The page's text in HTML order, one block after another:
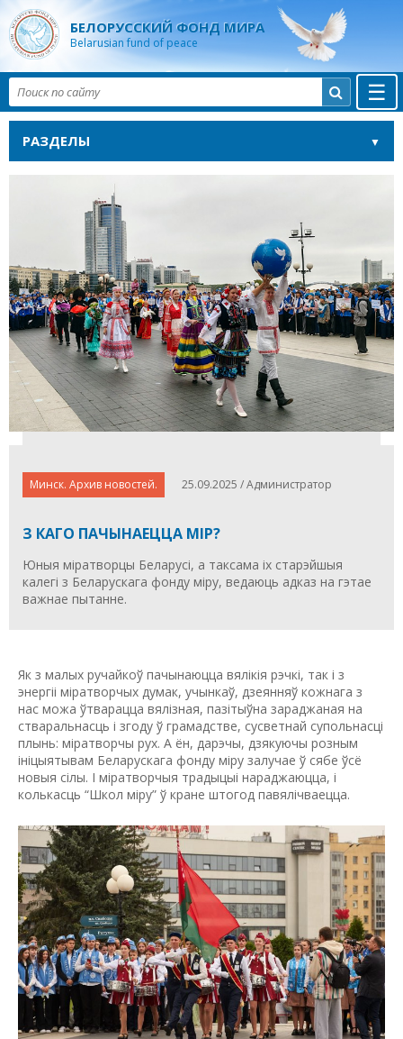
БЕЛОРУССКИЙ ФОНД МИРА
Belarusian fund of peace
☰

РАЗДЕЛЫ
Минск. Архив новостей. 25.09.2025 / Администратор
З КАГО ПАЧЫНАЕЦЦА МІР?
Юныя міратворцы Беларусі, а таксама іх старэйшыя
калегі з Беларускага фонду міру, ведаюць адказ на гэтае
важнае пытанне.
Як з малых ручайкоў пачынаюцца вялікія рэчкі, так і з
энергіі міратворчых думак, учынкаў, дзеянняў кожнага з
нас можа ўтварацца вялізная, пазітыўна зараджаная на
стваральнасць і згоду ў грамадстве, сусветнай супольнасці
плынь: міратворчы рух. А ён, дарэчы, дзякуючы розным
ініцыятывам Беларускага фонду міру залучае ў сябе ўсё
новыя сілы. І міратворчыя традыцыі нараджаюцца, і
колькасць “Школ міру” ў кране штогод павялічваецца.